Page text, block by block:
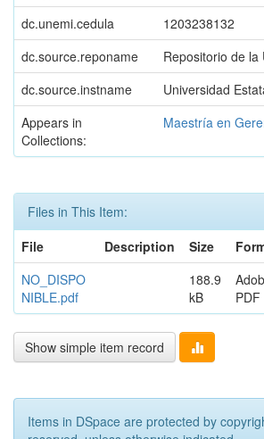
dc.unemi.cedula
1203238132
dc.source.reponame
Repositorio de
dc.source.instname
Universidad
Appears in
Collections:
Maestría en
Files in This Item:
File
Description Size
NO_DISPO
NIBLE.pdf
188.9
kB
PDF
Show simple item record
Items in DSpace are protected by